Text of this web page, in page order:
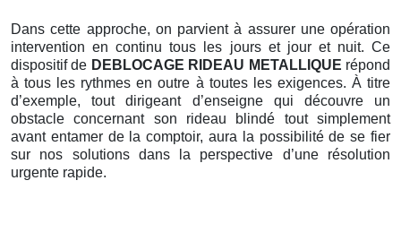
Dans cette approche, on parvient à assurer une opération
intervention en continu tous les jours et jour et nuit. Ce
dispositif de DEBLOCAGE RIDEAU METALLIQUE répond
à tous les rythmes en outre à toutes les exigences. À titre
d’exemple, tout dirigeant d’enseigne qui découvre un
obstacle concernant son rideau blindé tout simplement
avant entamer de la comptoir, aura la possibilité de se fier
sur nos solutions dans la perspective d’une résolution
urgente rapide.